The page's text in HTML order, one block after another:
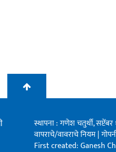
स्थापना : गणेश चतुर्थी,
वापराचे/वावराचे नियम|
First created: Ganesh